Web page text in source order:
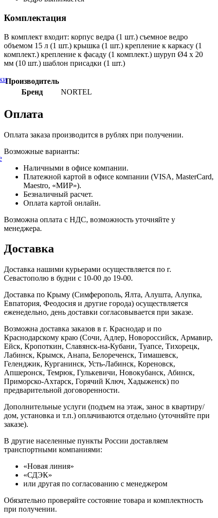
Комплектация
В комплект входит: корпус ведра (1 шт.) съемное ведро
объемом 15 л (1 шт.) крышка (1 шт.) крепление к каркасу (1
комплект.) крепление к фасаду (1 комплект.) шуруп Ø4 x 20
мм (10 шт.) шаблон присадки (1 шт.)
Производитель
Бренд
NORTEL
Оплата
Оплата заказа производится в рублях при получении.
Возможные варианты:
Наличными в офисе компании.
Платежной картой в офисе компании (VISA, MasterCard,
Maestro, «МИР»).
Безналичный расчет.
Оплата картой онлайн.
Возможна оплата с НДС, возможность уточняйте у
менеджера.
Доставка
Доставка нашими курьерами осуществляется по г.
Севастополю в будни с 10-00 до 19-00.
Доставка по Крыму (Симферополь, Ялта, Алушта, Алупка,
Евпатория, Феодосия и другие города) осуществляется
еженедельно, день доставки согласовывается при заказе.
Возможна доставка заказов в г. Краснодар и по
Краснодарскому краю (Сочи, Адлер, Новороссийск, Армавир,
Ейск, Кропоткин, Славянск-на-Кубани, Туапсе, Тихорецк,
Лабинск, Крымск, Анапа, Белореченск, Тимашевск,
Геленджик, Курганинск, Усть-Лабинск, Кореновск,
Апшеронск, Темрюк, Гулькевичи, Новокубанск, Абинск,
Приморско-Ахтарск, Горячий Ключ, Хадыженск) по
предварительной договоренности.
Дополнительные услуги (подъем на этаж, занос в квартиру/
дом, установка и т.п.) оплачиваются отдельно (уточняйте при
заказе).
В другие населенные пункты России доставляем
транспортными компаниями:
«Новая линия»
«СДЭК»
или другая по согласованию с менеджером
Обязательно проверяйте состояние товара и комплектность
при получении.